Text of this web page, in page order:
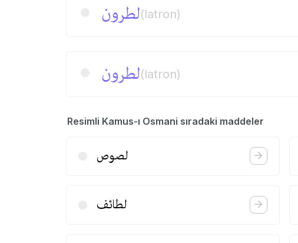
لطرون(latron)
لطرون(latron)
Resimli Kamus-ı Osmani sıradaki maddeler
لصوص
لطائف